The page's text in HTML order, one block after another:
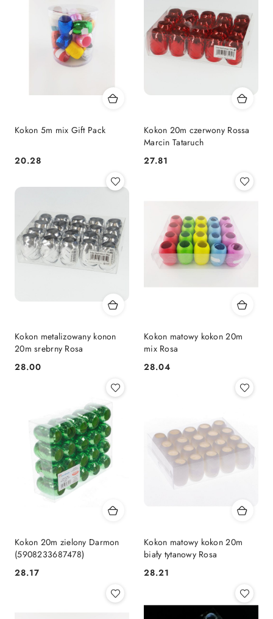
Kokon 5m mix Gift Pack
Cena:
20.28
Kokon 20m czerwony Rossa
Marcin Tataruch
Cena:
27.81
Kokon metalizowany konon
20m srebrny Rosa
Cena:
28.00
Kokon matowy kokon 20m
mix Rosa
Cena:
28.04
Kokon 20m zielony Darmon
(5908233687478)
Cena:
28.17
Kokon matowy kokon 20m
biały tytanowy Rosa
Cena:
28.21